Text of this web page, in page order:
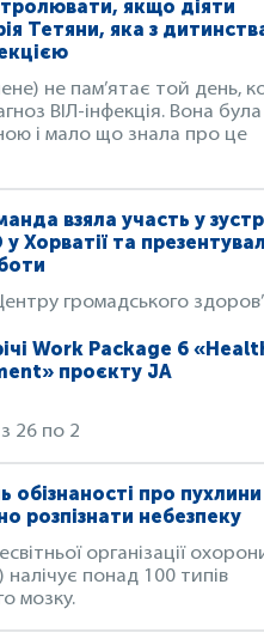
якщо діяти
Тетяни, яка з
не пам’ятає той день,
ВІЛ-інфекція. Вона була
і мало що знала про це
взяла участь у
Хорватії та
громадського
Work Package 6
проєкту JA
26 по 2
обізнаності про пухлини
розпізнати небезпеку
організації
понад 100 типів
мозку.